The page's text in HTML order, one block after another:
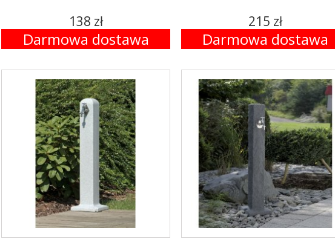
138 zł
Darmowa dostawa
215 zł
Darmowa dostawa